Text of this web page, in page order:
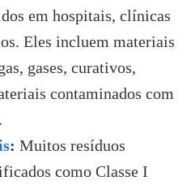
em hospitais, clínicas
Eles incluem materiais
gases, curativos,
contaminados com
: Muitos resíduos
como Classe I